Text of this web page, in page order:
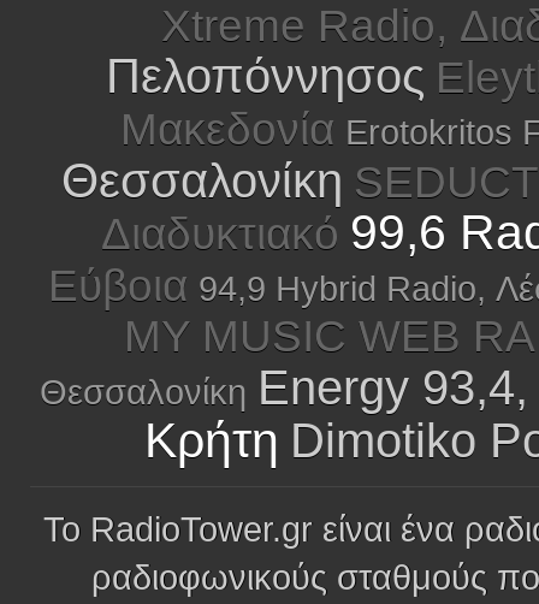
Xtreme Radio,
Πελοπόννησος
Μακεδονία Erotokritos
Θεσσαλονίκη
Διαδυκτιακό 99,6
Εύβοια 94,9 Hybrid Radio,
MY MUSIC WEB
Θεσσαλονίκη Energy
Κρήτη Dimotiko
Το RadioTower.gr είναι ένα
ραδιοφωνικούς σταθμούς